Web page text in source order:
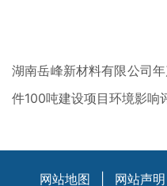
湖南岳峰新材料有限公司
件100吨建设项目环境影响
网站地图 网站声明